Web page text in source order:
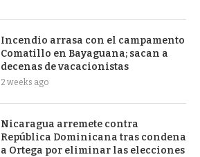
Incendio arrasa con el campamento
Comatillo en Bayaguana; sacan a
decenas de vacacionistas
2 weeks ago
Nicaragua arremete contra
República Dominicana tras condena
a Ortega por eliminar las elecciones